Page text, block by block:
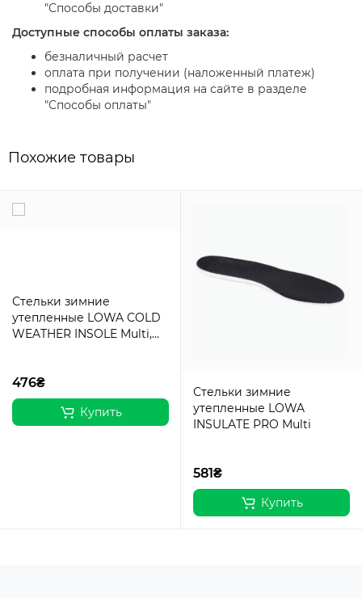
"Способы доставки"
Доступные способы оплаты заказа:
безналичный расчет
оплата при получении (наложенный платеж)
подробная информация на сайте в разделе
"Способы оплаты"
Похожие товары
Стельки зимние
утепленные LOWA COLD
WEATHER INSOLE Multi,
476₴
Купить
Стельки зимние
утепленные LOWA
INSULATE PRO Multi
581₴
Купить